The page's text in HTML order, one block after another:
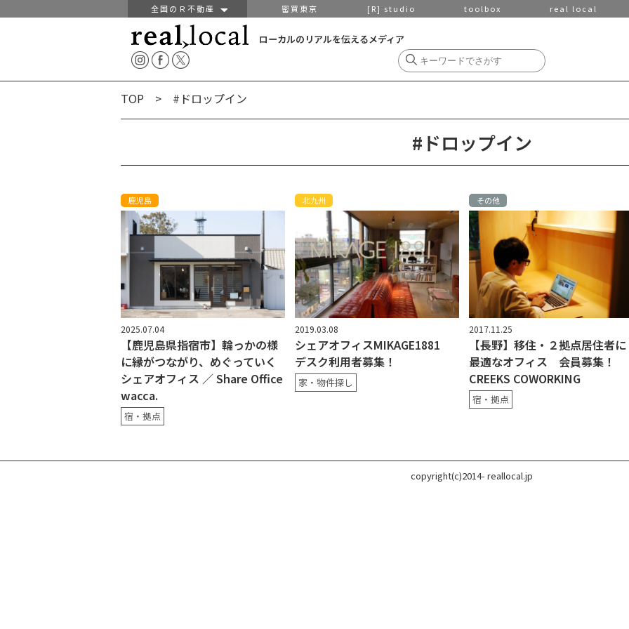
全国のＲ不動産 密買東京 [R] studio toolbox real local
ローカルのリアルを伝えるメディア
TOP > #ドロップイン
#ドロップイン
鹿児島
2025.07.04
【鹿児島県指宿市】輪っかの様
に縁がつながり、めぐっていく
シェアオフィス ／ Share Office
wacca.
宿・拠点
北九州
2019.03.08
シェアオフィスMIKAGE1881
デスク利用者募集！
家・物件探し
その他
2017.11.25
【長野】移住・２拠点居住者に
最適なオフィス 会員募集！
CREEKS COWORKING
宿・拠点
copyright(c)2014- reallocal.jp